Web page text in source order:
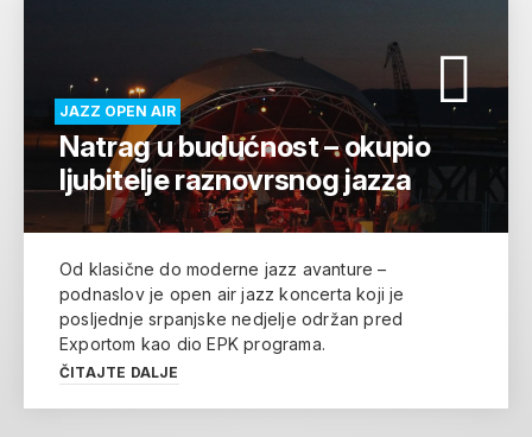
JAZZ OPEN AIR
Natrag u budućnost – okupio
ljubitelje raznovrsnog jazza
Od klasične do moderne jazz avanture –
podnaslov je open air jazz koncerta koji je
posljednje srpanjske nedjelje održan pred
Exportom kao dio EPK programa.
ČITAJTE DALJE